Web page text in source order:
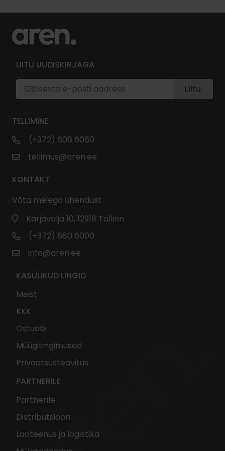
LIITU UUDISKIRJAGA
Liitu
TELLIMINE
(+372) 606 6060
tellimus@aren.ee
KONTAKT
Võta meiega ühendust
Karjavälja 10, 12918 Tallinn
(+372) 680 6000
info@aren.ee
KASULIKUD LINGID
Meist
KKK
Ostuabi
Müügitingimused
Privaatsusteavitus
PARTNERILE
Partnerile
Distributsioon
Laoteenus ja logistika